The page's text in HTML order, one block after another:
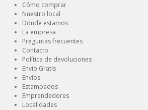
Cómo comprar
Nuestro local
Dónde estamos
La empresa
Preguntas frecuentes
Contacto
Política de devoluciones
Envio Gratis
Envíos
Estampados
Emprendedores
Localidades